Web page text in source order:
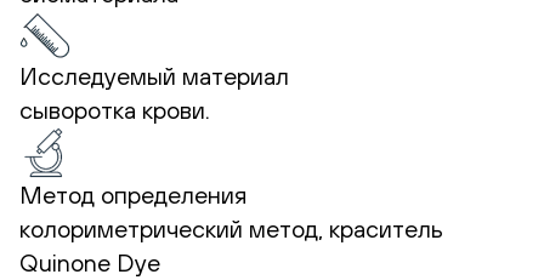
Исследуемый материал
сыворотка крови.
Метод определения
колориметрический метод, краситель
Quinone Dye